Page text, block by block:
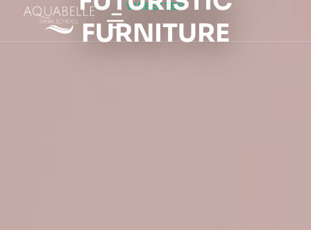
WEBSITES
FURNITURE